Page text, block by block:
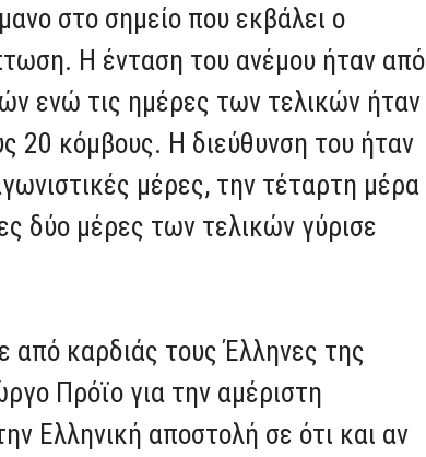
στο σημείο που εκβάλει ο
Η ένταση του ανέμου ήταν από
ενώ τις ημέρες των τελικών ήταν
20 κόμβους. Η διεύθυνση του ήταν
μέρες, την τέταρτη μέρα
δύο μέρες των τελικών γύρισε
από καρδιάς τους Έλληνες της
Πρόϊο για την αμέριστη
Ελληνική αποστολή σε ότι και αν